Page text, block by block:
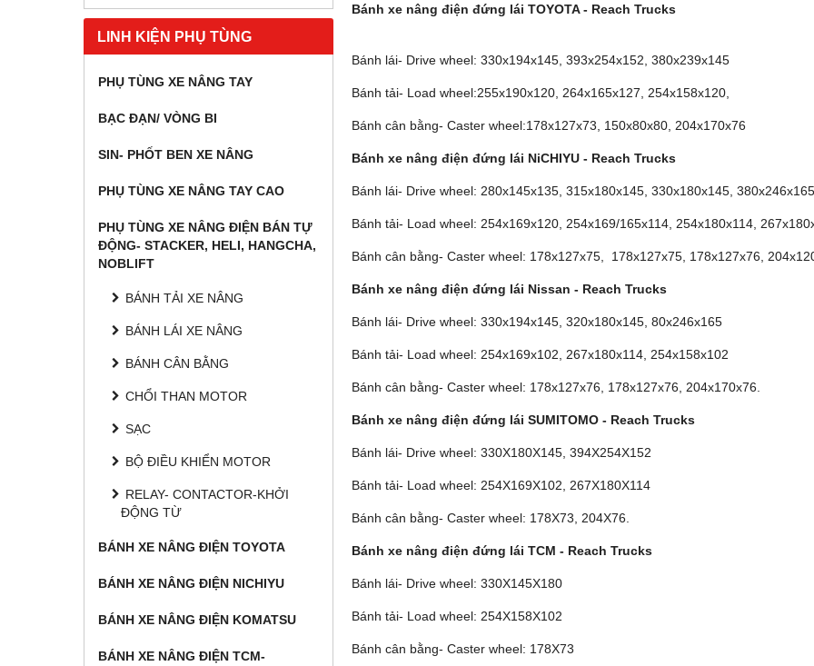
LINH KIỆN PHỤ TÙNG
PHỤ TÙNG XE NÂNG TAY
BẠC ĐẠN/ VÒNG BI
SIN- PHỐT BEN XE NÂNG
PHỤ TÙNG XE NÂNG TAY CAO
PHỤ TÙNG XE NÂNG ĐIỆN BÁN TỰ
ĐỘNG- STACKER, HELI, HANGCHA,
NOBLIFT
BÁNH TẢI XE NÂNG
BÁNH LÁI XE NÂNG
BÁNH CÂN BẰNG
CHỔI THAN MOTOR
SẠC
BỘ ĐIỀU KHIỂN MOTOR
RELAY- CONTACTOR-KHỞI
ĐỘNG TỪ
BÁNH XE NÂNG ĐIỆN TOYOTA
BÁNH XE NÂNG ĐIỆN NICHIYU
BÁNH XE NÂNG ĐIỆN KOMATSU
BÁNH XE NÂNG ĐIỆN TCM-
Bánh xe nâng điện đứng lái TOYOTA - Reach Trucks
Bánh lái- Drive wheel: 330x194x145, 393x254x152, 380x239x145
Bánh tải- Load wheel:255x190x120, 264x165x127, 254x158x120,
Bánh cân bằng- Caster wheel:178x127x73, 150x80x80, 204x170x76
Bánh xe nâng điện đứng lái NiCHIYU - Reach Trucks
Bánh lái- Drive wheel: 280x145x135, 315x180x145, 330x180x145, 380x246x165
Bánh tải- Load wheel: 254x169x120, 254x169/165x114, 254x180x114,
Bánh cân bằng- Caster wheel: 178x127x75, 178x127x75, 178x127x76,
Bánh xe nâng điện đứng lái Nissan - Reach Trucks
Bánh lái- Drive wheel: 330x194x145, 320x180x145, 80x246x165
Bánh tải- Load wheel: 254x169x102, 267x180x114, 254x158x102
Bánh cân bằng- Caster wheel: 178x127x76, 178x127x76, 204x170x76.
Bánh xe nâng điện đứng lái SUMITOMO - Reach Trucks
Bánh lái- Drive wheel: 330X180X145, 394X254X152
Bánh tải- Load wheel: 254X169X102, 267X180X114
Bánh cân bằng- Caster wheel: 178X73, 204X76.
Bánh xe nâng điện đứng lái TCM - Reach Trucks
Bánh lái- Drive wheel: 330X145X180
Bánh tải- Load wheel: 254X158X102
Bánh cân bằng- Caster wheel: 178X73